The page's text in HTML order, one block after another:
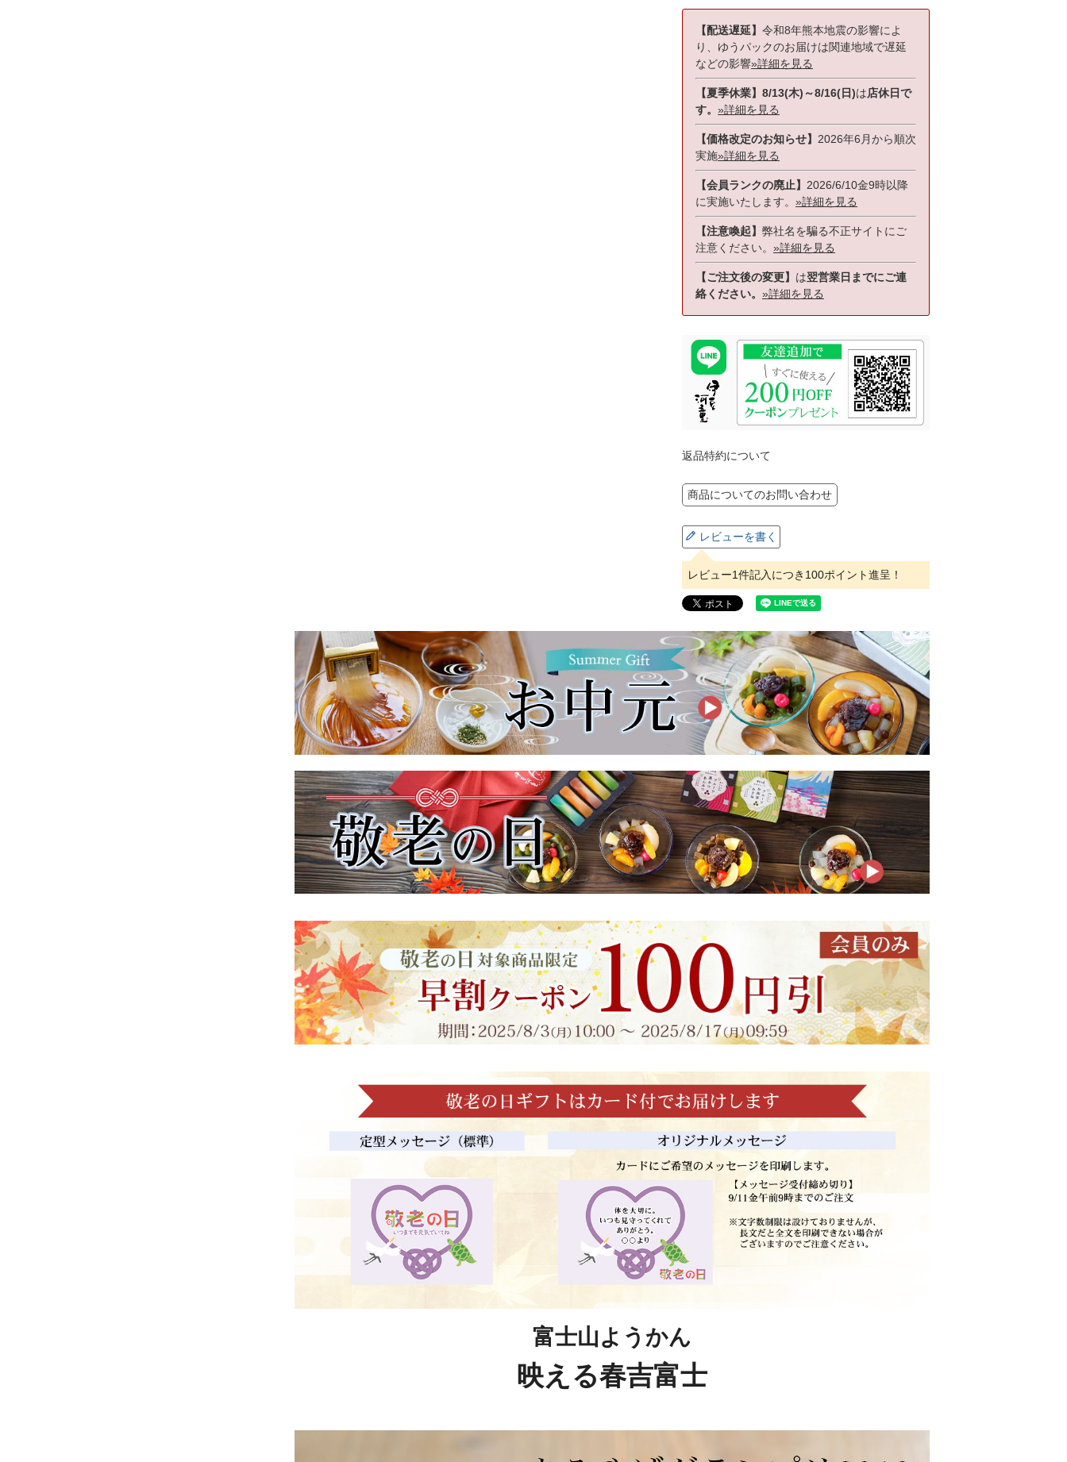
【配送遅延】 令和8年熊本地震の影響によ
り、ゆうパックのお届けは関連地域で遅延
などの影響»詳細を見る
【夏季休業】8/13(木)～8/16(日)は店休日で
す。 »詳細を見る
【価格改定のお知らせ】 2026年6月から順次
実施»詳細を見る
【会員ランクの廃止】 2026/6/10金9時以降
に実施いたします。 »詳細を見る
【注意喚起】 弊社名を騙る不正サイトにご
注意ください。 »詳細を見る
【ご注文後の変更】 は翌営業日までにご連
絡ください。 »詳細を見る
返品特約について
商品についてのお問い合わせ
レビューを書く
レビュー1件記入につき100ポイント進呈！
富士山ようかん
映える春吉富士